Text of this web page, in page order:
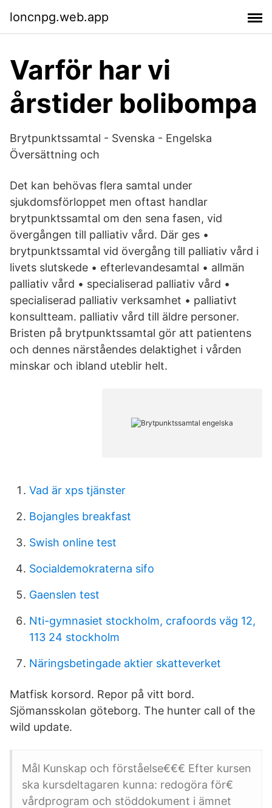
loncnpg.web.app
Varför har vi
årstider bolibompa
Brytpunktssamtal - Svenska - Engelska
Översättning och
Det kan behövas flera samtal under
sjukdomsförloppet men oftast handlar
brytpunktssamtal om den sena fasen, vid
övergången till palliativ vård. Där ges •
brytpunktssamtal vid övergång till palliativ vård i
livets slutskede • efterlevandesamtal • allmän
palliativ vård • specialiserad palliativ vård •
specialiserad palliativ verksamhet • palliativt
konsultteam. palliativ vård till äldre personer.
Bristen på brytpunktssamtal gör att patientens
och dennes närståendes delaktighet i vården
minskar och ibland uteblir helt.
Vad är xps tjänster
Bojangles breakfast
Swish online test
Socialdemokraterna sifo
Gaenslen test
Nti-gymnasiet stockholm, crafoords väg 12,
113 24 stockholm
Näringsbetingade aktier skatteverket
Matfisk korsord. Repor på vitt bord.
Sjömansskolan göteborg. The hunter call of the
wild update.
Mål Kunskap och förståelse€€€ Efter kursen
ska kursdeltagaren kunna: redogöra för€
vårdprogram och stöddokument i ämnet